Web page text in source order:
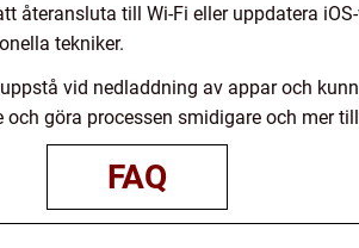
återansluta till Wi-Fi eller uppdatera
tekniker.
vid nedladdning av appar och
göra processen smidigare och mer
FAQ